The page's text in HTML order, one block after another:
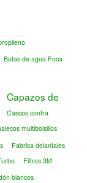
Botas de agua Foca
Capazos de
Cascos contra
multibolsillos
Fabrica delantales
Filtros 3M
blancos